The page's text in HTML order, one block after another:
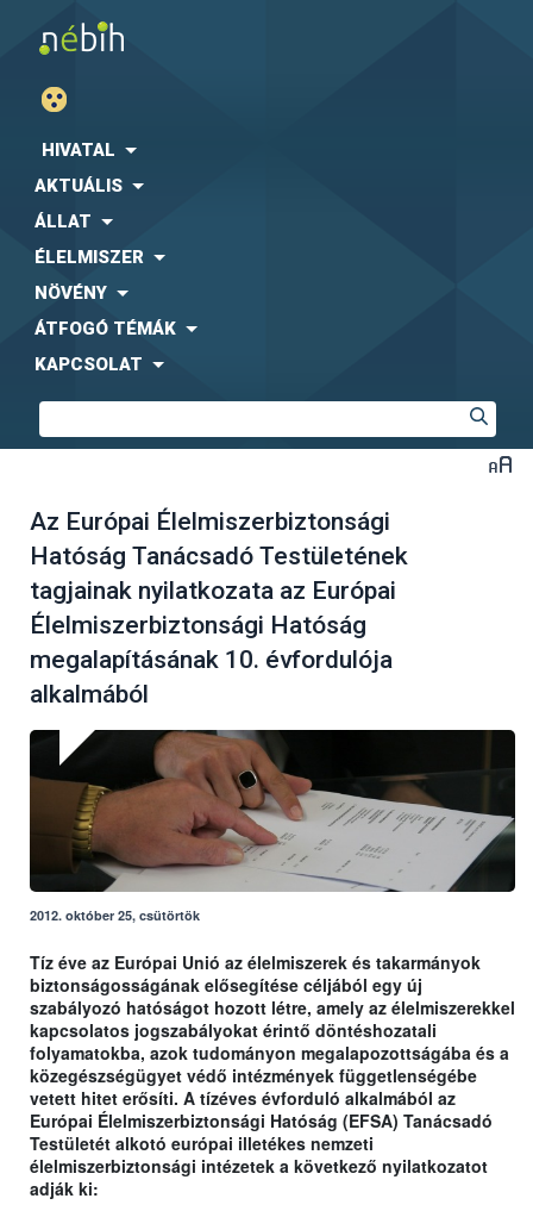
HIVATAL
AKTUÁLIS
ÁLLAT
ÉLELMISZER
NÖVÉNY
ÁTFOGÓ TÉMÁK
KAPCSOLAT
Az Európai Élelmiszerbiztonsági
Hatóság Tanácsadó Testületének
tagjainak nyilatkozata az Európai
Élelmiszerbiztonsági Hatóság
megalapításának 10. évfordulója
alkalmából
2012. október 25, csütörtök
Tíz éve az Európai Unió az élelmiszerek és takarmányok
biztonságosságának elősegítése céljából egy új
szabályozó hatóságot hozott létre, amely az élelmiszerekkel
kapcsolatos jogszabályokat érintő döntéshozatali
folyamatokba, azok tudományon megalapozottságába és a
közegészségügyet védő intézmények függetlenségébe
vetett hitet erősíti. A tízéves évforduló alkalmából az
Európai Élelmiszerbiztonsági Hatóság (EFSA) Tanácsadó
Testületét alkotó európai illetékes nemzeti
élelmiszerbiztonsági intézetek a következő nyilatkozatot
adják ki: